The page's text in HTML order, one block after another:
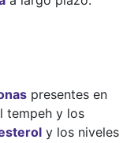
presentes en
tempeh y los
y los niveles